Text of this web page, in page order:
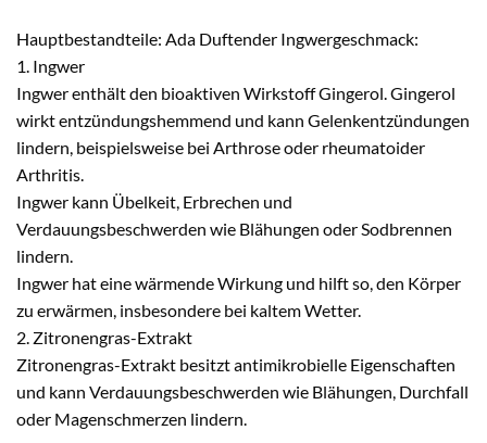
Hauptbestandteile: Ada Duftender Ingwergeschmack:
1. Ingwer
Ingwer enthält den bioaktiven Wirkstoff Gingerol. Gingerol
wirkt entzündungshemmend und kann Gelenkentzündungen
lindern, beispielsweise bei Arthrose oder rheumatoider
Arthritis.
Ingwer kann Übelkeit, Erbrechen und
Verdauungsbeschwerden wie Blähungen oder Sodbrennen
lindern.
Ingwer hat eine wärmende Wirkung und hilft so, den Körper
zu erwärmen, insbesondere bei kaltem Wetter.
2. Zitronengras-Extrakt
Zitronengras-Extrakt besitzt antimikrobielle Eigenschaften
und kann Verdauungsbeschwerden wie Blähungen, Durchfall
oder Magenschmerzen lindern.